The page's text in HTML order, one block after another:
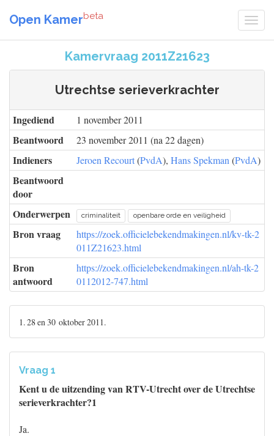
Open Kamerbeta
Kamervraag 2011Z21623
Utrechtse serieverkrachter
Ingediend 1 november 2011
Beantwoord 23 november 2011 (na 22 dagen)
Indieners Jeroen Recourt(PvdA), Hans Spekman (PvdA)
Beantwoord
door
Onderwerpen
criminaliteit openbare orde en veiligheid
Bron vraag
https://zoek.officielebekendmakingen.nl/kv-tk-2
011Z21623.html
Bron
antwoord
https://zoek.officielebekendmakingen.nl/ah-tk-2
0112012-747.html
1. 28 en 30 oktober 2011.
Vraag 1
Kent u de uitzending van RTV-Utrecht over de Utrechtse
serieverkrachter?1
Ja.